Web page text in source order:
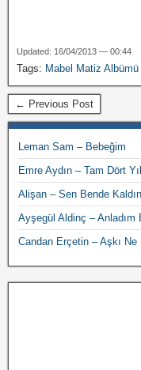
Updated: 16/04/2013 — 00:44
Tags: Mabel Matiz Albümü
← Previous Post
Leman Sam – Bebeğim
Emre Aydın – Tam Dört
Alişan – Sen Bende Kaldın
Ayşegül Aldinç – Anladım
Candan Erçetin – Aşkı Ne